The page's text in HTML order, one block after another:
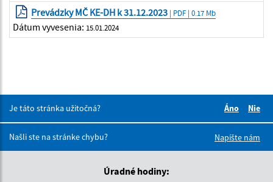
Prevádzky MČ KE-DH k 31.12.2023 | PDF | 0.17 Mb
Dátum vyvesenia: 15.01.2024
Je táto stránka užitočná?
Áno
Nie
Našli ste na stránke chybu?
Napíšte nám
Úradné hodiny: